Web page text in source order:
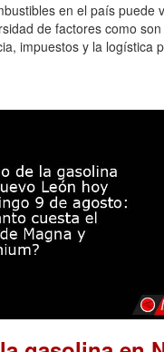
en el país puede
de factores como
impuestos y la logística